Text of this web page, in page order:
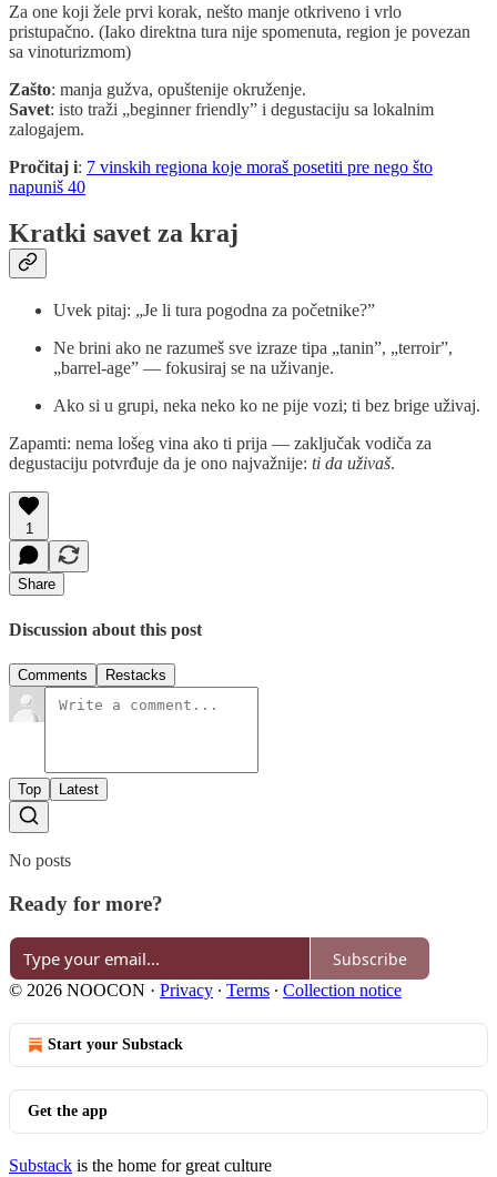
Za one koji žele prvi korak, nešto manje otkriveno i vrlo
pristupačno. (Iako direktna tura nije spomenuta, region je povezan
sa vinoturizmom)
Zašto: manja gužva, opuštenije okruženje.
Savet: isto traži „beginner friendly” i degustaciju sa lokalnim
zalogajem.
Pročitaj i: 7 vinskih regiona koje moraš posetiti pre nego što
napuniš 40
Kratki savet za kraj
Uvek pitaj: „Je li tura pogodna za početnike?”
Ne brini ako ne razumeš sve izraze tipa „tanin”, „terroir”,
„barrel-age” — fokusiraj se na uživanje.
Ako si u grupi, neka neko ko ne pije vozi; ti bez brige uživaj.
Zapamti: nema lošeg vina ako ti prija — zaključak vodiča za
degustaciju potvrđuje da je ono najvažnije: ti da uživaš.
1
Share
Discussion about this post
Comments Restacks
Top Latest
No posts
Ready for more?
Subscribe
© 2026 NOOCON · Privacy ∙ Terms ∙ Collection notice
Start your Substack
Get the app
Substack is the home for great culture